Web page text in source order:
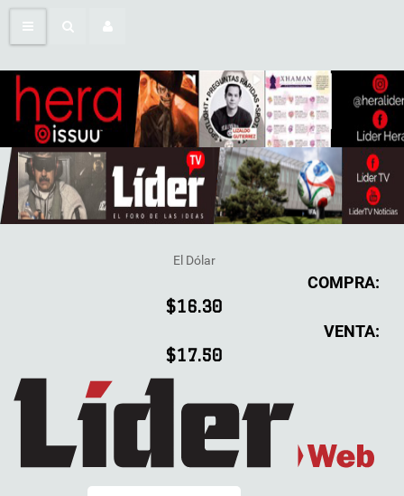
El Dólar
COMPRA:
$16.30
VENTA:
$17.50